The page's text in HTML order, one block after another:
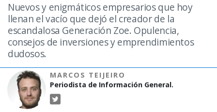
Nuevos y enigmáticos empresarios que hoy
llenan el vacío que dejó el creador de la
escandalosa Generación Zoe. Opulencia,
consejos de inversiones y emprendimientos
dudosos.
MARCOS TEIJEIRO
Periodista de Información General.